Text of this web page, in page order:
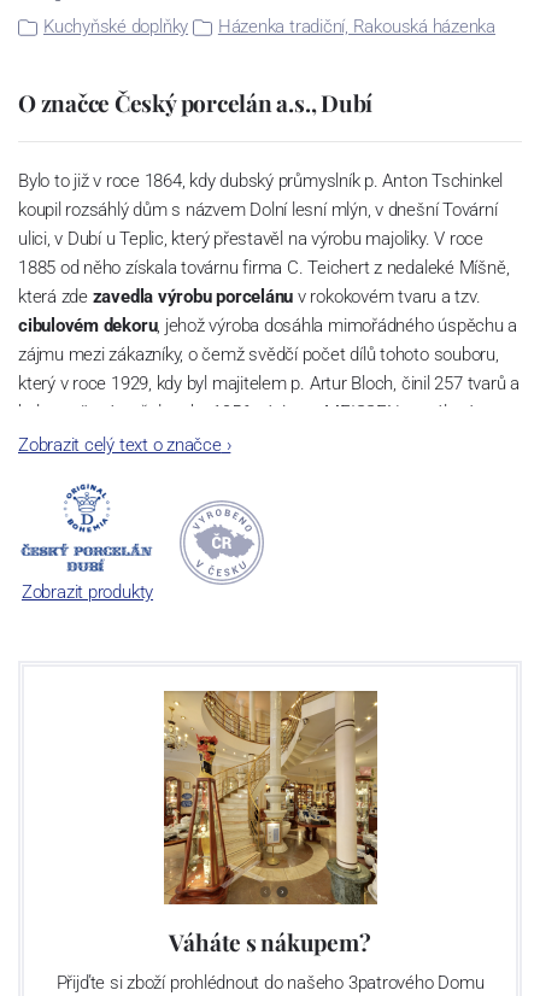
Kuchyňské doplňky
Házenka tradiční, Rakouská házenka
O značce Český porcelán a.s., Dubí
Bylo to již v roce 1864, kdy dubský průmyslník p. Anton Tschinkel
koupil rozsáhlý dům s názvem Dolní lesní mlýn, v dnešní Tovární
ulici, v Dubí u Teplic, který přestavěl na výrobu majoliky. V roce
1885 od něho získala továrnu firma C. Teichert z nedaleké Míšně,
která zdezavedla výrobu porcelánu v rokokovém tvaru a tzv.
cibulovém dekoru, jehož výroba dosáhla mimořádného úspěchu a
zájmu mezi zákazníky, o čemž svědčí počet dílů tohoto souboru,
který v roce 1929, kdy byl majitelem p. Artur Bloch, činil 257 tvarů a
byl označován až do roku 1956 nápisem MEISSEN v oválovém
rámečku.
Dnes, kdy čtete tento úvod, nese firma název
počet jeho dílů v cibulovém provedení je 850 tvarů. Tyto výrobky
jsou garantovány Asociací sklářského a keramického průmyslu
České republiky jako „
Český výrobek
Zobrazit celý text o značce›
Zobrazit produkty
Váháte s nákupem?
Přijďte si zboží prohlédnout do našeho 3patrového Domu